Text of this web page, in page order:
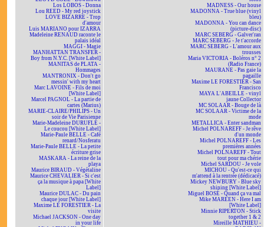
Los LOBOS - Donna
Lou REED - My red joystick
LOVE BIZARRE - Trop
d'amour
Luis MARIANO pour IZARRA
Madeleine RENAUD raconte le
palais idéal
MAGGI - Magie
MANHATTAN TRANSFER -
Boy from N.Y.C. [White Label]
MANITAS de PLATA -
Hommages
MANTRONIX - Don't go
messin' with my heart
Marc LAVOINE - Fils de moi
[White Label]
Marcel PAGNOL - La partie de
cartes (Marius)
MARIE-CLAIRE/PHILIPS - Un
soir de Vie Parisienne
Marie-Madeleine DURUFLÉ -
Le coucou [White Label]
Marie-Paule BELLE - Café
renard/Nosferatu
Marie-Paule BELLE - La petite
écriture grise
MASKARA - La reine de la
playa
Maurice BIRAUD - Végétaline
Maurice CHEVALIER - Si c'est
ça la musique à papa [White
Label]
Maurice DULAC - Du pain
chaque jour [White Label]
Maxime LE FORESTIER - La
visite
Michael JACKSON - One day
in your life
MADNESS - Our house
MADONNA - True blue (vinyl
bleu)
MADONNA - You can dance
(picture-disc)
MARC SEBERG - Galver'ran
MARC SEBERG - Je t'accorde
MARC SEBERG - L'amour aux
trousses
Maria VICTORIA - Boléros n° 2
(Radio France)
MAURANE - Pas gaie la
pagaille
Maxime LE FORESTIER - San
Francisco
MAYA L'ABEILLE - vinyl
jaune Collector
MC SOLAAR - Bouge de là
MC SOLAAR - Victime de la
mode
METALLICA - Enter sandman
Michel POLNAREFF - Je rêve
d'un monde
Michel POLNAREFF - Les
premières années
Michel POLNAREFF - Tout
tout pour ma chérie
Michel SARDOU - Je vole
MICHOU - Qu'est-ce qui
m'attend à la rentrée (dédicacé)
Mickey NEWBURY - Blue sky
shining [White Label]
Miguel BOSÉ - Quand ça va mal
Mike MAREEN - Here I am
[White Label]
Minnie RIPERTON - Stick
together 1 & 2
Mireille MATHIEU -